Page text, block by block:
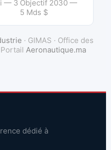
— 3 Objectif 2030 —
5 Mds $
· GIMAS · Office des
Aeronautique.ma
dédié à